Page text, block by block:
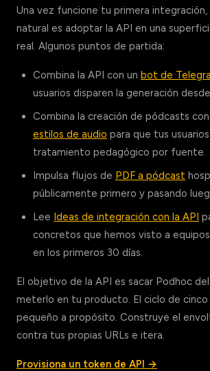
Una vez funcione tu primera
natural es adoptar la API en una
real. Algunos puntos de partida:
Combina la API con un bot de
usuarios disparen la generación
Combina la creación de pódcasts
estilos de audio para que tus
tratamiento pedagógico por fuente.
Impulsa flujos de PDF a pódcast
públicamente primero y pasando
Lee Ideas de integración con la API
concretos que hemos visto a
en los primeros 30 días.
El objetivo de la API es sacar Podhoc
meterlo en tu producto. El ciclo de cinco
pequeño a propósito. Construye el
contra tus propias URLs e itera.
Provisiona un token de API →